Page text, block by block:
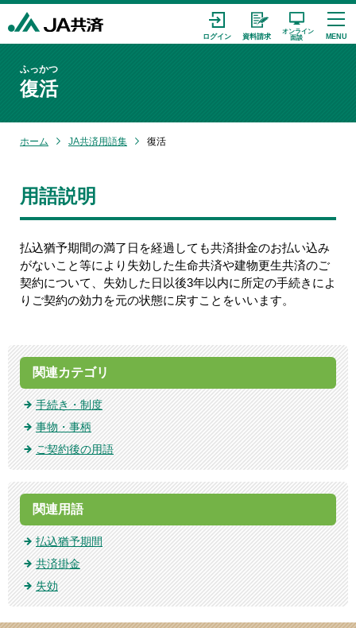
復活
ふっかつ
ホーム JA共済用語集 復活
用語説明
払込猶予期間の満了日を経過しても共済掛金のお払い込み
がないこと等により失効した生命共済や建物更生共済のご
契約について、失効した日以後3年以内に所定の手続きによ
りご契約の効力を元の状態に戻すことをいいます。
関連カテゴリ
手続き・制度
事物・事柄
ご契約後の用語
関連用語
払込猶予期間
共済掛金
失効